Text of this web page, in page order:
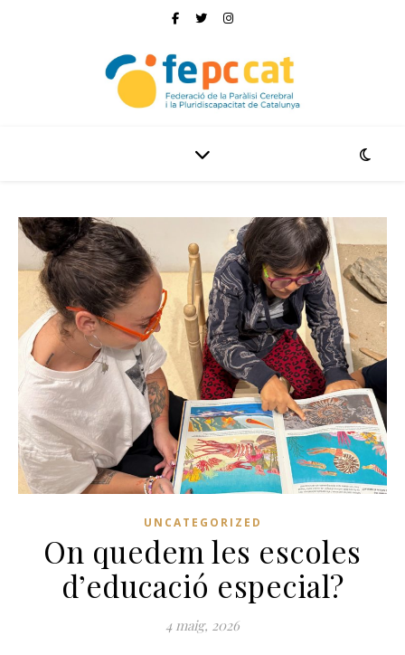
UNCATEGORIZED
On quedem les escoles
d’educació especial?
4 maig, 2026